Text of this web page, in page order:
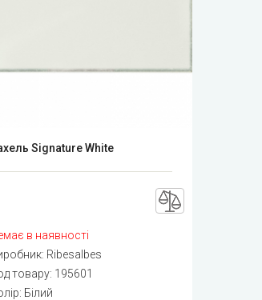
Signature White
в наявності
Ribesalbes
товару: 195601
Білий